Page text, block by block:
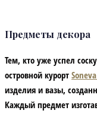
Предметы декора
Тем, кто уже успел
островной курорт
изделия и вазы,
Каждый предмет